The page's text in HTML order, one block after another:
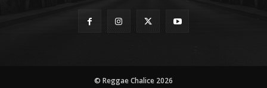
© Reggae Chalice 2026